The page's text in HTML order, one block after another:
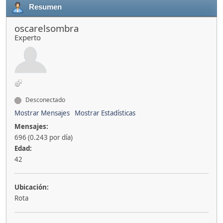
Resumen
oscarelsombra
Experto
Desconectado
Mostrar Mensajes
Mostrar Estadísticas
Mensajes:
696 (0.243 por día)
Edad:
42
Ubicación:
Rota